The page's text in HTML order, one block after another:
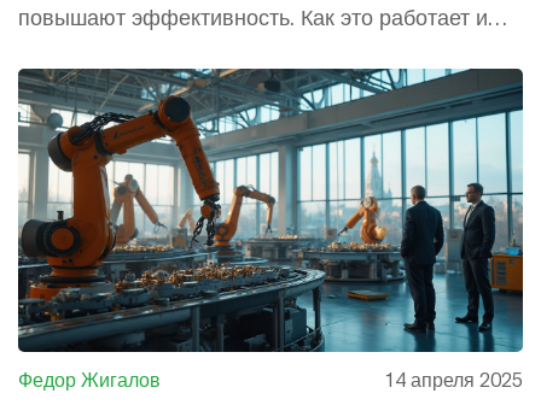
повышают эффективность. Как это работает и
Федор Жигалов 14 апреля 2025